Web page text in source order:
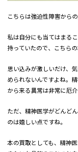
こちらは強迫性障害から
私は自分にも当てはまる
持っていたので、こちら
思い込みが激しいだけ、
められないんですよね。
から来る異常は非常に厄介
ただ、精神医学がどんど
のは嬉しい点ですね。
本の買取としても、精神